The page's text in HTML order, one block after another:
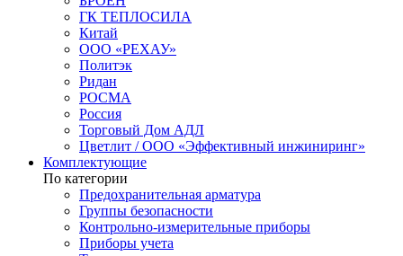
ГК ТЕПЛОСИЛА
Китай
ООО «РЕХАУ»
Политэк
Ридан
РОСМА
Россия
Торговый Дом АДЛ
Цветлит / ООО «Эффективный инжиниринг»
Комплектующие
По категории
Предохранительная арматура
Группы безопасности
Контрольно-измерительные приборы
Приборы учета